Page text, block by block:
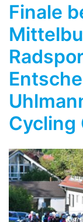
Finale
Cycling